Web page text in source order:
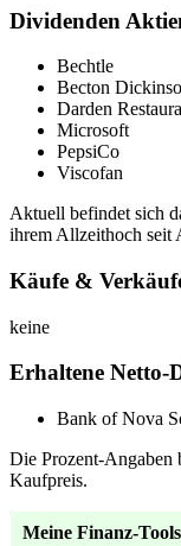
Dividenden
Bechtle
Becton
Darden
Microsoft
PepsiCo
Viscofan
Aktuell befindet sich
ihrem Allzeithoch seit
Käufe &
keine
Erhaltene Netto-
Bank of Nova
Die Prozent-Angaben
Kaufpreis.
Meine Finanz-